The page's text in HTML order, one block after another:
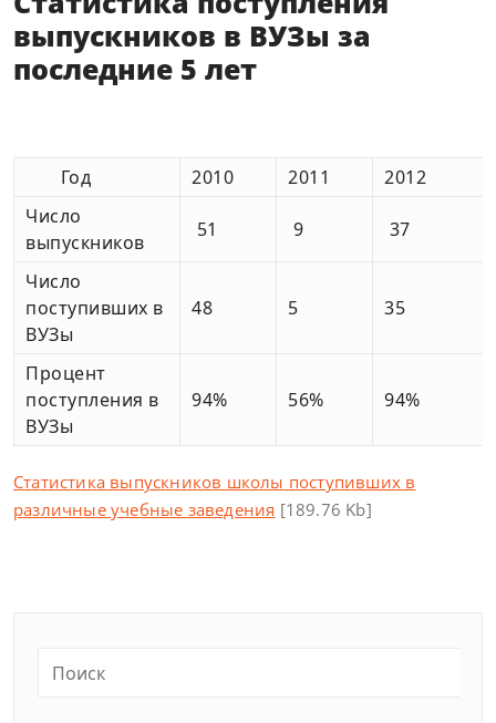
выпускников в ВУЗы за
последние 5 лет
Год 2010 2011 2012
Число
выпускников
51 9 37
Число
поступивших в
ВУЗы
48 5 35
Процент
поступления в
ВУЗы
94% 56% 94%
Статистика выпускников школы поступивших в
различные учебные заведения [189.76 Kb]